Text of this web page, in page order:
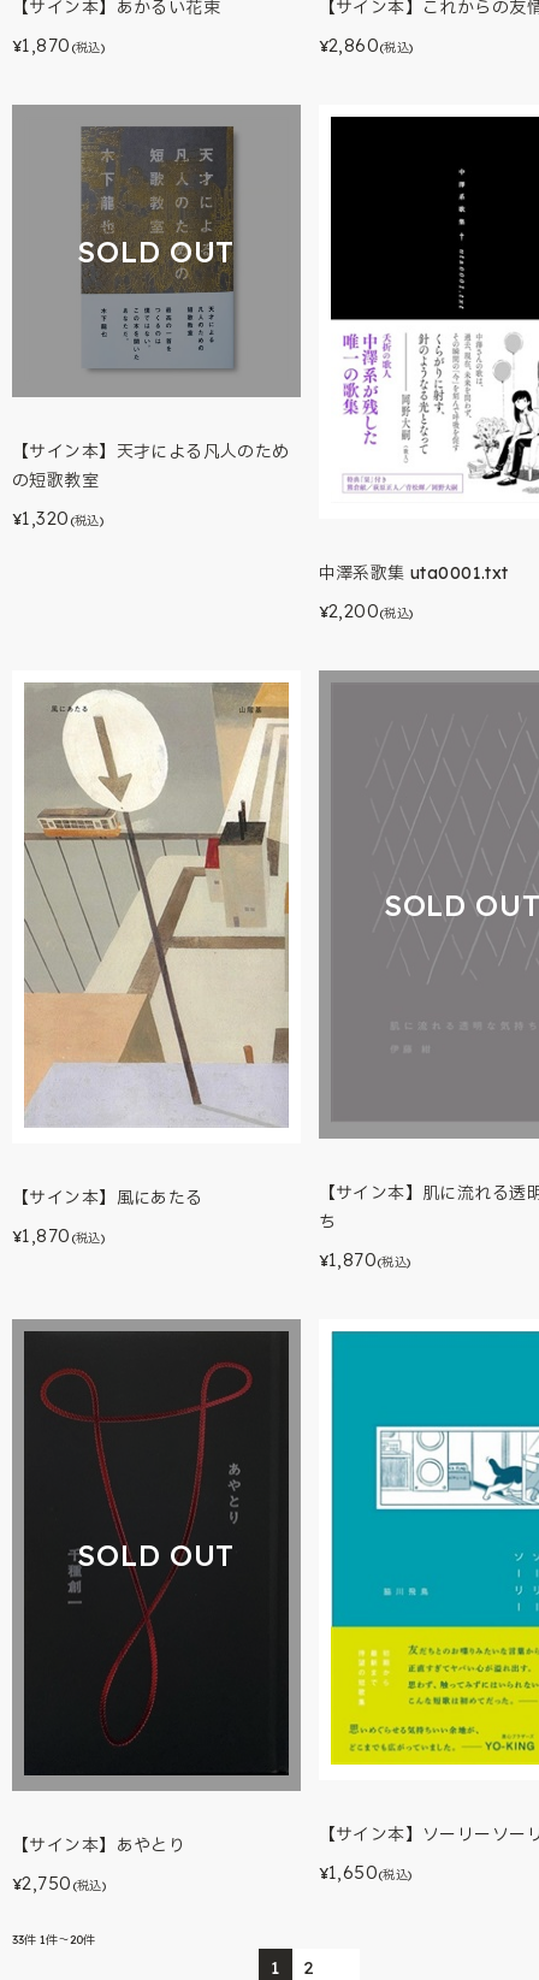
【サイン本】あかるい花束
¥1,870 (税込)
【サイン本】これからの友
¥2,860(税込)
SOLD OUT
【サイン本】天才による凡人のため
の短歌教室
¥1,320 (税込)
中澤系歌集 uta0001.txt
¥2,200(税込)
【サイン本】風にあたる
¥1,870 (税込)
SOLD
【サイン本】肌に流れる透
ち
¥1,870(税込)
SOLD OUT
【サイン本】あやとり
¥2,750 (税込)
【サイン本】ソーリーソー
¥1,650(税込)
33件 1件～20件
1 2